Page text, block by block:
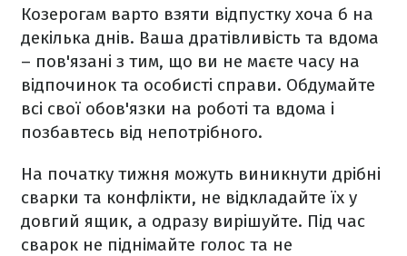
Козерогам варто взяти відпустку хоча б на
декілька днів. Ваша дратівливість та вдома
– пов'язані з тим, що ви не маєте часу на
відпочинок та особисті справи. Обдумайте
всі свої обов'язки на роботі та вдома і
позбавтесь від непотрібного.
На початку тижня можуть виникнути дрібні
сварки та конфлікти, не відкладайте їх у
довгий ящик, а одразу вирішуйте. Під час
сварок не піднімайте голос та не